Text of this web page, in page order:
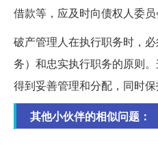
借款等，应及时向债权人委员
破产管理人在执行职务时，
务）和忠实执行职务的原则
得到妥善管理和分配，同时
其他小伙伴的相似问题：